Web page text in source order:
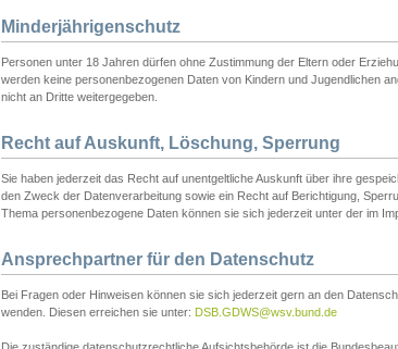
Minderjährigenschutz
Personen unter 18 Jahren dürfen ohne Zustimmung der Eltern oder
werden keine personenbezogenen Daten von Kindern und Jugendlichen
nicht an Dritte weitergegeben.
Recht auf Auskunft, Löschung, Sperrung
Sie haben jederzeit das Recht auf unentgeltliche Auskunft über ihre
den Zweck der Datenverarbeitung sowie ein Recht auf Berichtigung,
Thema personenbezogene Daten können sie sich jederzeit unter der im
Ansprechpartner für den Datenschutz
Bei Fragen oder Hinweisen können sie sich jederzeit gern an den
wenden. Diesen erreichen sie unter: DSB.GDWS@wsv.bund.de